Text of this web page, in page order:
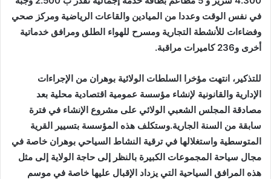
في نفس الوقت وعددا من الميادين والقاعات الرياضية ومركز صحي
وفضاءات للأنشطة التجارية ومسرح للهواء الطلق ومرافق خدماتية
أخرى و236 كاميرات مراقبة.
للتذكير، انتهت مؤخرا السلطات الولائية بوهران من الإجراءات
الإدارية والقانونية لإنشاء مؤسسة عمومية اقتصادية محلية بعد
مصادقة المجلس الشعبي الولائي على مشروع الإنشاء في فترة
سابقة من السنة الجارية.وستكلف هذه المؤسسة بتسيير القرية
المتوسطية واستغلالها في ترقية النشاط السياحي بوهران خاصة في
مجال سياحة المجموعات الكبيرة بالنظر إلى حاجة الولاية إلى مثل
هذه المرافق السياحية التي يزداد الإقبال عليها خاصة في موسم